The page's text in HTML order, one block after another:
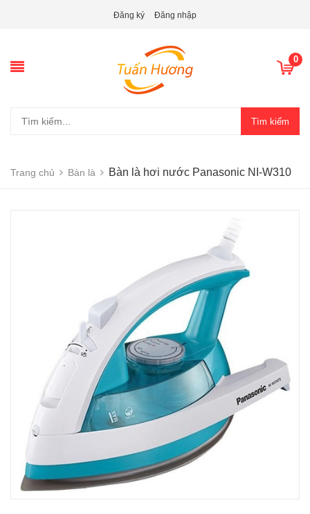
Đăng ký Đăng nhập
0
Tìm kiếm
Trang chủ Bàn là Bàn là hơi nước Panasonic NI-W310